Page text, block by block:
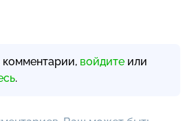
комментарии, войдите или
.